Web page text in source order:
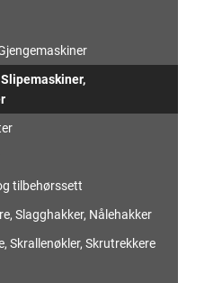
tilbehørssett
Slagghakker, Nålehakker
Skrallenøkler, Skrutrekkere